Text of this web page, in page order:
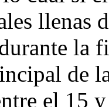
llenas
la
de
el 15